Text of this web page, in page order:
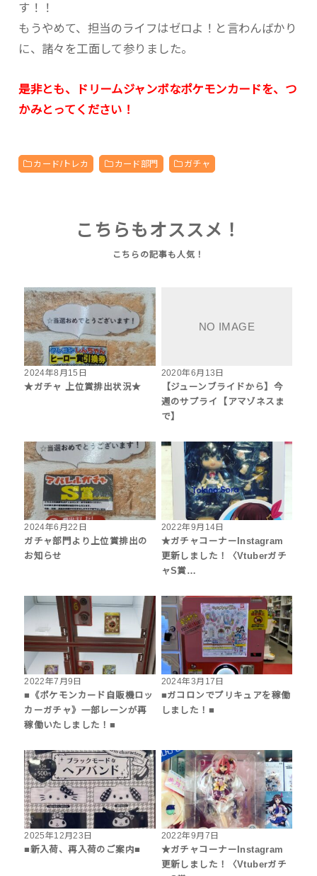
す！！
もうやめて、担当のライフはゼロよ！と言わんばかり
に、諸々を工面して参りました。
是非とも、ドリームジャンボなポケモンカードを、つ
かみとってください！
カード/トレカ カード部門 ガチャ
こちらもオススメ！
2024年8月15日
★ガチャ 上位賞排出状況★
2020年6月13日
【ジューンブライドから】今
週のサプライ【アマゾネスま
で】
2024年6月22日
ガチャ部門より上位賞排出の
お知らせ
2022年9月14日
★ガチャコーナーInstagram
更新しました！〈Vtuberガチ
ャS賞…
2022年7月9日
■《ポケモンカード自販機ロッ
カーガチャ》一部レーンが再
稼働いたしました！■
2024年3月17日
■ガコロンでプリキュアを稼働
しました！■
2025年12月23日
■新入荷、再入荷のご案内■
2022年9月7日
★ガチャコーナーInstagram
更新しました！〈Vtuberガチ